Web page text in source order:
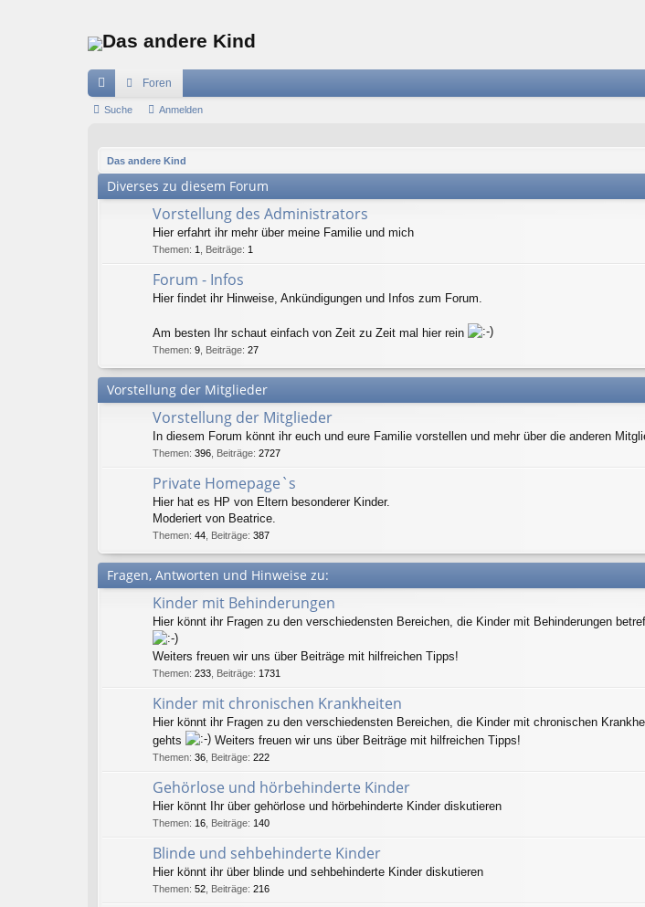
Das andere Kind
ch
Foren
Suche Anmelden
Das andere Kind
Diverses zu diesem Forum
Vorstellung des Administrators
Hier erfahrt ihr mehr über meine Familie und mich
Themen: 1 Beiträge: 1
Forum - Infos
Hier findet ihr Hinweise, Ankündigungen und Infos zum Forum.
Am besten Ihr schaut einfach von Zeit zu Zeit mal hier rein
Themen: 9 Beiträge: 27
Vorstellung der Mitglieder
Vorstellung der Mitglieder
In diesem Forum könnt ihr euch und eure Familie vorstellen und mehr über die anderen
Themen: 396 Beiträge: 2727
Private Homepage`s
Hier hat es HP von Eltern besonderer Kinder.
Moderiert von Beatrice.
Themen: 44 Beiträge: 387
Fragen, Antworten und Hinweise zu:
Kinder mit Behinderungen
Hier könnt ihr Fragen zu den verschiedensten Bereichen, die Kinder mit Behinderungen
Weiters freuen wir uns über Beiträge mit hilfreichen Tipps!
Themen: 233 Beiträge: 1731
Kinder mit chronischen Krankheiten
Hier könnt ihr Fragen zu den verschiedensten Bereichen, die Kinder mit chronischen
gehts
Weiters freuen wir uns über Beiträge mit hilfreichen Tipps!
Themen: 36 Beiträge: 222
Gehörlose und hörbehinderte Kinder
Hier könnt Ihr über gehörlose und hörbehinderte Kinder diskutieren
Themen: 16 Beiträge: 140
Blinde und sehbehinderte Kinder
Hier könnt ihr über blinde und sehbehinderte Kinder diskutieren
Themen: 52 Beiträge: 216